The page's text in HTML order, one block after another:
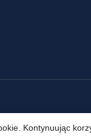
Kontynuując